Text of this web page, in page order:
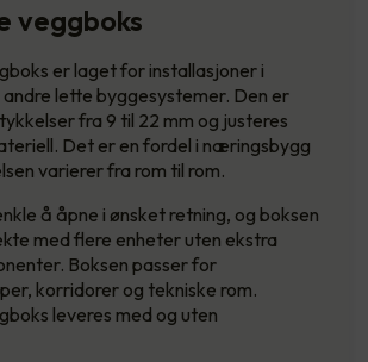
veggboks
er laget for installasjoner i
lette byggesystemer. Den er
fra 9 til 22 mm og justeres
Det er en fordel i næringsbygg
varierer fra rom til rom.
å åpne i ønsket retning, og boksen
med flere enheter uten ekstra
Boksen passer for
korridorer og tekniske rom.
leveres med og uten